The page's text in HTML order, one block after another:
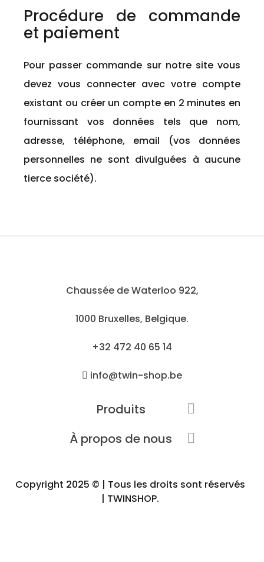
Procédure de commande
et paiement
Pour passer commande sur notre site vous
devez vous connecter avec votre compte
existant ou créer un compte en 2 minutes en
fournissant vos données tels que nom,
adresse, téléphone, email (vos données
personnelles ne sont divulguées à aucune
tierce société).
Chaussée de Waterloo 922,
1000 Bruxelles, Belgique.
+32 472 40 65 14
info@twin-shop.be
Produits 
À propos de nous 
Copyright 2025 © | Tous les droits sont réservés
| TWINSHOP.